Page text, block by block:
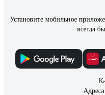
Установите мобильное
всегда